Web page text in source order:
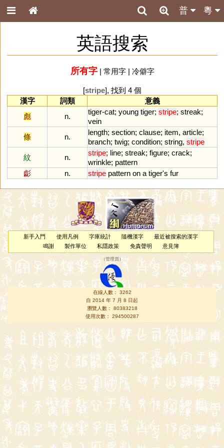
粵
普
英語搜索
所有字| 常用字| 冷僻字
[stripe], 找到 4 個
漢字
詞類
意義
彪
n.
tiger-cat; young tiger; stripe; streak;
vein
條
n.
length; section; clause; item, article;
branch; twig; condition; string, stripe
紋
n.
stripe; line; streak; figure; crack;
wrinkle; pattern
虨
n. stripe pattern on a tiger's fur
新手入門 使用凡例 字庫統計 隨機漢字
最近被搜索的漢字
鳴謝
製作單位 私隱政策 免責聲明 意見簿
（管理員 ）
在線人數： 3262
自 2014 年 7 月 8 日起
瀏覽人數： 80383218
使用次數： 294500287